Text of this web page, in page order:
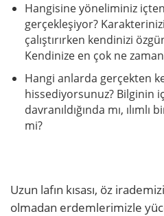
Hangisine yöneliminiz
gerçekleşiyor?
çalıştırırken kendinizi
Kendinize en çok ne
Hangi anlarda gerçekten
hissediyorsunuz? Bilginin
davranıldığında mı,
mi?
Uzun lafın kısası, öz
olmadan erdemlerimizle